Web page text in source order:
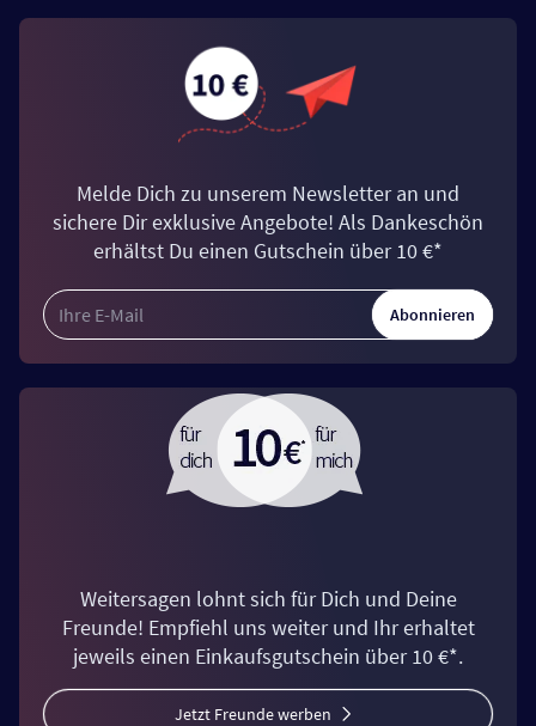
Melde Dich zu unserem Newsletter an und
sichere Dir exklusive Angebote! Als Dankeschön
erhältst Du einen Gutschein über 10 €*
Abonnieren
Weitersagen lohnt sich für Dich und Deine
Freunde! Empfiehl uns weiter und Ihr erhaltet
jeweils einen Einkaufsgutschein über 10 €*.
Jetzt Freunde werben